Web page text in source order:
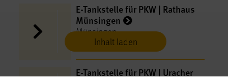
Inhalt laden
E-​Tankstelle für PKW | Rathaus
Münsingen
Münsingen
E-​Tankstelle für PKW | Uracher